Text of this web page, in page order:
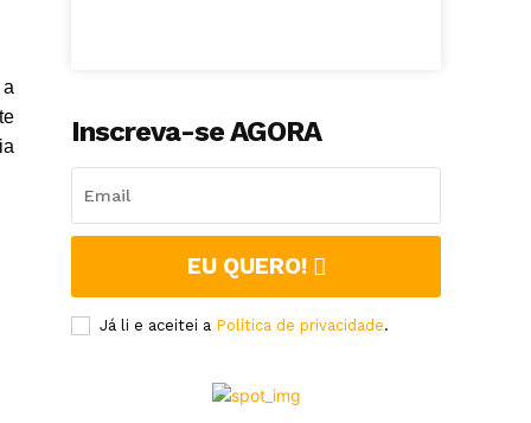
Inscreva-se AGORA
EU QUERO!
Já li e aceitei a Política de privacidade.